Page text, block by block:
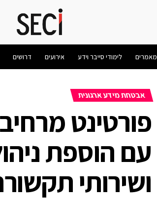
מאמרים לימודי סייבר וידע אירועים דרושים
אבטחת מידע ארגונית
עם הוספת
ושירותי